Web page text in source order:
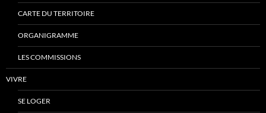
CARTE DU TERRITOIRE
ORGANIGRAMME
LES COMMISSIONS
VIVRE
SE LOGER